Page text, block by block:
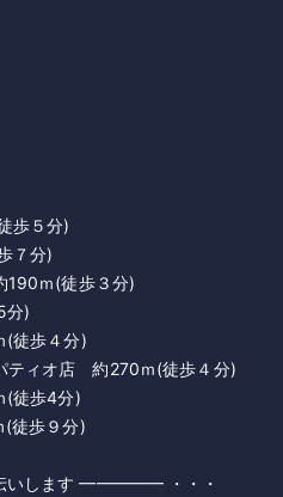
歩５分)
７分)
190ｍ(徒歩３分)
分)
徒歩４分)
ティオ店 約270ｍ(徒歩４分)
(徒歩4分)
徒歩９分)
いします ━━━━━ ・・・